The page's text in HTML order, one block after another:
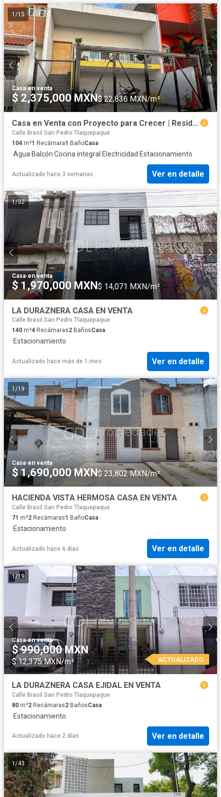
1 /15
Casa·en venta
$ 2,375,000 MXN$ 22,836 MXN/m²
Casa en Venta con Proyecto para Crecer | Residencial El Tapatío | $2'375,000
Calle Brasil San Pedro Tlaquepaque
104 m²1 Recámara1 BañoCasa
·Agua·Balcón·Cocina integral ·Electricidad·Estacionamiento
Actualizado hace 3 semanas Ver en detalle
1/32
Casa·en venta
$ 1,970,000 MXN$ 14,071 MXN/m²
LA DURAZNERA CASA EN VENTA
Calle Brasil San Pedro Tlaquepaque
140 m²4 Recámaras2 BañosCasa
·Estacionamiento
Actualizado hace más de 1 mes Ver en detalle
1 /19
Casa·en venta
$ 1,690,000 MXN$ 23,802 MXN/m²
HACIENDA VISTA HERMOSA CASA EN VENTA
Calle Brasil San Pedro Tlaquepaque
71 m²2 Recámaras1 BañoCasa
·Estacionamiento
Actualizado hace 6 días Ver en detalle
1/19
Casa·en venta
$ 990,000 MXN
$ 12,375 MXN/m² ACTUALIZADO
LA DURAZNERA CASA EJIDAL EN VENTA
Calle Brasil San Pedro Tlaquepaque
80 m²2 Recámaras2 BañosCasa
·Estacionamiento
Actualizado hace 2 días Ver en detalle
1/43